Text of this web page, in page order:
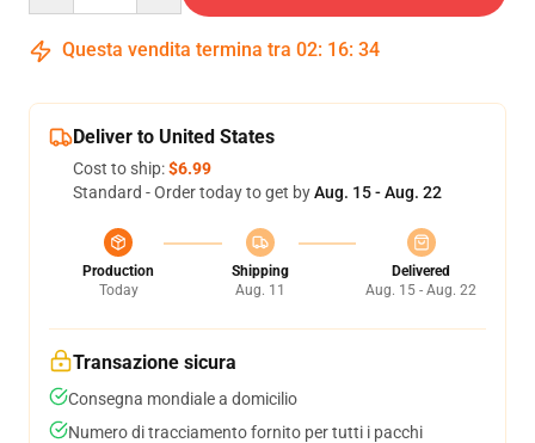
Questa vendita termina tra 02: 16: 34
Deliver to United States
Cost to ship:$6.99
Standard - Order today to get byAug. 15 - Aug. 22
Production
Today
Shipping
Aug. 11
Delivered
Aug. 15 - Aug. 22
Transazione sicura
Consegna mondiale a domicilio
Numero di tracciamento fornito per tutti i pacchi